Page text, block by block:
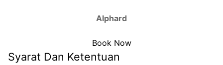
Alphard
Book Now
Syarat Dan Ketentuan